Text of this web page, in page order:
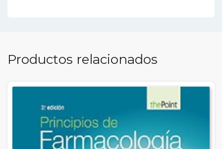
Productos relacionados